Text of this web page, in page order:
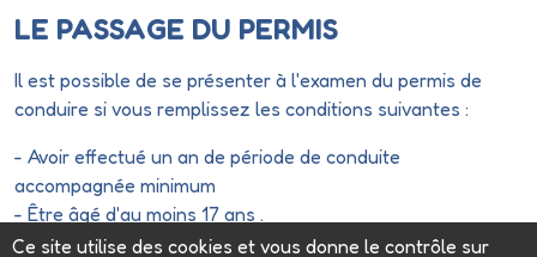
Ce site utilise des cookies et vous donne le contrôle sur
LE PASSAGE DU PERMIS
Il est possible de se présenter à l'examen du permis de
conduire si vous remplissez les conditions suivantes :
- Avoir effectué un an de période de conduite
accompagnée minimum
- Être âgé d'au moins 17 ans .